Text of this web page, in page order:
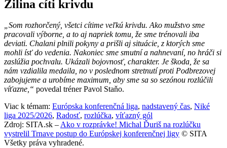
Žilina cíti krivdu
„Som rozhorčený, všetci cítime veľkú krivdu. Ako mužstvo sme
pracovali výborne, a to aj napriek tomu, že sme trénovali iba
deviati. Chalani plnili pokyny a prišli aj situácie, z ktorých sme
mohli ísť do vedenia. Nakoniec sme smutní a nahnevaní, no hráči si
zaslúžia pochvalu. Ukázali bojovnosť, charakter. Je škoda, že sa
nám vzdialila medaila, no v poslednom stretnutí proti Podbrezovej
zabojujeme a urobíme maximum, aby sme sa so sezónou rozlúčili
víťazne,“ povedal tréner Pavol Staňo.
Viac k témam: Európska konferenčná liga, nadstavený čas, Niké
liga 2025/2026, Radosť, rozlúčka, víťazný gól
Zdroj: SITA.sk –Ako v rozprávke! Michal Ďuriš na rozlúčku
vystrelil Trnave postup do Európskej konferenčnej ligy © SITA
Všetky práva vyhradené.